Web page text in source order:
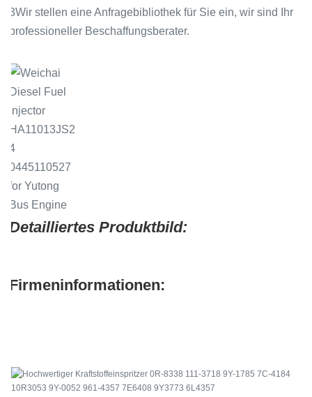
3Wir stellen eine Anfragebibliothek für Sie ein, wir sind Ihr
professioneller Beschaffungsberater.
Detailliertes Produktbild:
Firmeninformationen: